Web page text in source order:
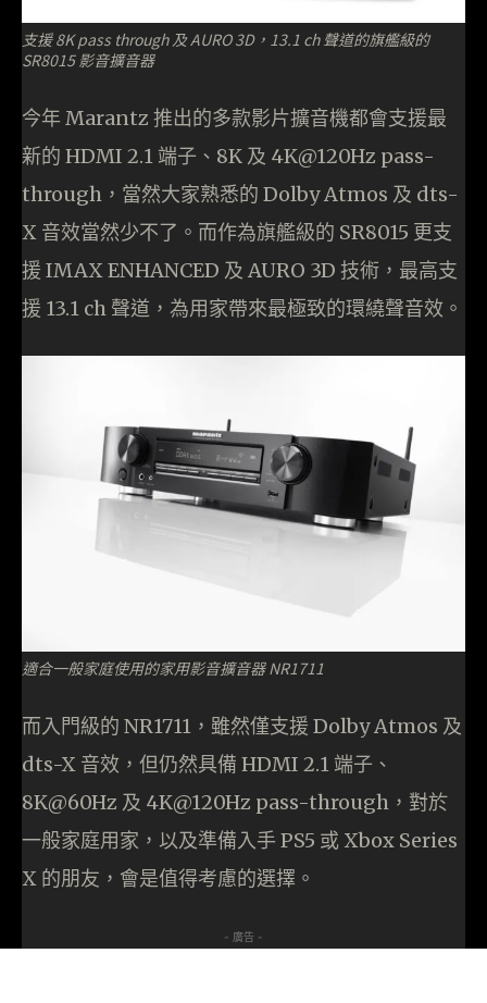
支援 8K pass through 及 AURO 3D，13.1 ch 聲道的旗艦級的
SR8015 影音擴音器
今年 Marantz 推出的多款影片擴音機都會支援最
新的 HDMI 2.1 端子、8K 及 4K@120Hz pass-
through，當然大家熟悉的 Dolby Atmos 及 dts-
X 音效當然少不了。而作為旗艦級的 SR8015 更支
援 IMAX ENHANCED 及 AURO 3D 技術，最高支
援 13.1 ch 聲道，為用家帶來最極致的環繞聲音效。
適合一般家庭使用的家用影音擴音器 NR1711
而入門級的 NR1711，雖然僅支援 Dolby Atmos 及
dts-X 音效，但仍然具備 HDMI 2.1 端子、
8K@60Hz 及 4K@120Hz pass-through，對於
一般家庭用家，以及準備入手 PS5 或 Xbox Series
X 的朋友，會是值得考慮的選擇。
- 廣告 -